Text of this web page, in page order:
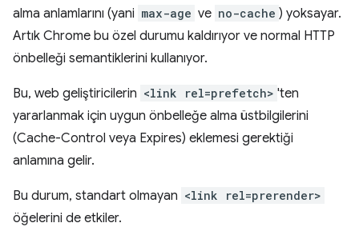
alma anlamlarını (yani max-age ve no-cache ) yoksayar.
Artık Chrome bu özel durumu kaldırıyor ve normal HTTP
önbelleği semantiklerini kullanıyor.
Bu, web geliştiricilerin <link rel=prefetch> 'ten
yararlanmak için uygun önbelleğe alma üstbilgilerini
(Cache-Control veya Expires) eklemesi gerektiği
anlamına gelir.
Bu durum, standart olmayan <link rel=prerender>
öğelerini de etkiler.